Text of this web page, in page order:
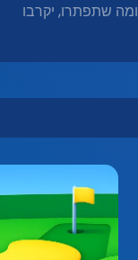
שתפתרו, יקרבו